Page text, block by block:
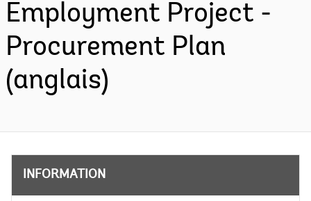
Employment Project -
Procurement Plan
(anglais)
INFORMATION